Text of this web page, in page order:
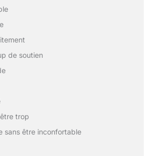
de soutien
trop
sans être inconfortable